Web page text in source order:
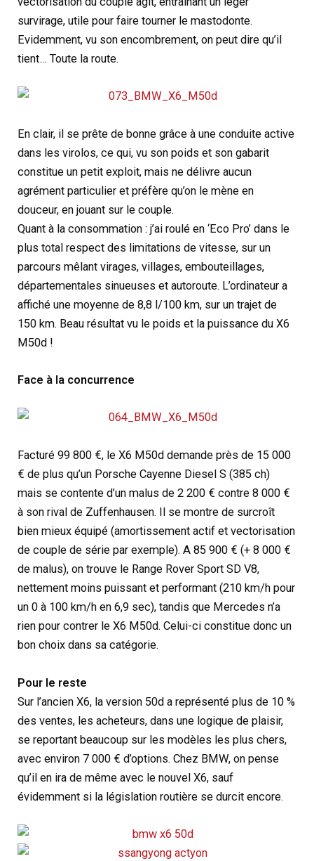
survirage, utile pour faire tourner le mastodonte.
Evidemment, vu son encombrement, on peut dire qu’il
tient… Toute la route.
En clair, il se prête de bonne grâce à une conduite active
dans les virolos, ce qui, vu son poids et son gabarit
constitue un petit exploit, mais ne délivre aucun
agrément particulier et préfère qu’on le mène en
douceur, en jouant sur le couple.
Quant à la consommation : j’ai roulé en ‘Eco Pro’ dans le
plus total respect des limitations de vitesse, sur un
parcours mêlant virages, villages, embouteillages,
départementales sinueuses et autoroute. L’ordinateur a
affiché une moyenne de 8,8 l/100 km, sur un trajet de
150 km. Beau résultat vu le poids et la puissance du X6
M50d !
Face à la concurrence
Facturé 99 800 €, le X6 M50d demande près de 15 000
€ de plus qu’un Porsche Cayenne Diesel S (385 ch)
mais se contente d’un malus de 2 200 € contre 8 000 €
à son rival de Zuffenhausen. Il se montre de surcroît
bien mieux équipé (amortissement actif et vectorisation
de couple de série par exemple). A 85 900 € (+ 8 000 €
de malus), on trouve le Range Rover Sport SD V8,
nettement moins puissant et performant (210 km/h pour
un 0 à 100 km/h en 6,9 sec), tandis que Mercedes n’a
rien pour contrer le X6 M50d. Celui-ci constitue donc un
bon choix dans sa catégorie.
Pour le reste
Sur l’ancien X6, la version 50d a représenté plus de 10 %
des ventes, les acheteurs, dans une logique de plaisir,
se reportant beaucoup sur les modèles les plus chers,
avec environ 7 000 € d’options. Chez BMW, on pense
qu’il en ira de même avec le nouvel X6, sauf
évidemment si la législation routière se durcit encore.